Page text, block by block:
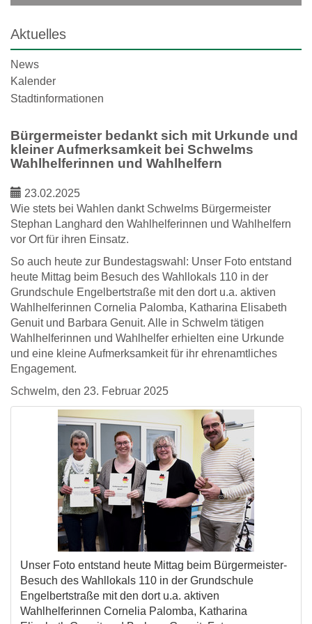
Aktuelles
News
Kalender
Stadtinformationen
Bürgermeister bedankt sich mit Urkunde und
kleiner Aufmerksamkeit bei Schwelms
Wahlhelferinnen und Wahlhelfern
23.02.2025
Wie stets bei Wahlen dankt Schwelms Bürgermeister
Stephan Langhard den Wahlhelferinnen und Wahlhelfern
vor Ort für ihren Einsatz.
So auch heute zur Bundestagswahl: Unser Foto entstand
heute Mittag beim Besuch des Wahllokals 110 in der
Grundschule Engelbertstraße mit den dort u.a. aktiven
Wahlhelferinnen Cornelia Palomba, Katharina Elisabeth
Genuit und Barbara Genuit. Alle in Schwelm tätigen
Wahlhelferinnen und Wahlhelfer erhielten eine Urkunde
und eine kleine Aufmerksamkeit für ihr ehrenamtliches
Engagement.
Schwelm, den 23. Februar 2025
Unser Foto entstand heute Mittag beim Bürgermeister-
Besuch des Wahllokals 110 in der Grundschule
Engelbertstraße mit den dort u.a. aktiven
Wahlhelferinnen Cornelia Palomba, Katharina